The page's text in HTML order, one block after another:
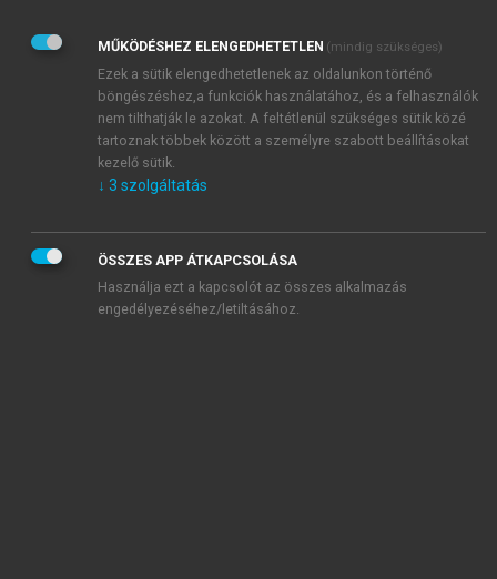
Adatkezelési tájékoztatóbanfoglaltakat tudomásul
veszem és elfogadom.
Általános vásárlási feltételeket, valamint a szotar.netés a
mersz.huoldalak licencszerződéseiben foglaltakat
tudomásul veszem és elfogadom.
KIPRÓBÁLOM
MŰKÖDÉSHEZ ELENGEDHETETLEN (mindig szükséges)
Ezek a sütik elengedhetetlenek az oldalunkon történő
böngészéshez,a funkciók használatához, és a felhasználók
nem tilthatják le azokat. A feltétlenül szükséges sütik közé
tartoznak többek között a személyre szabott beállításokat
kezelő sütik.
↓ 3 szolgáltatás
ÖSSZES APP ÁTKAPCSOLÁSA
Használja ezt a kapcsolót az összes alkalmazás
engedélyezéséhez/letiltásához.